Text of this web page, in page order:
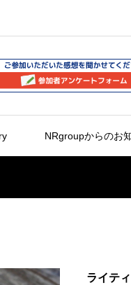
NRgroupからのお
ライテ